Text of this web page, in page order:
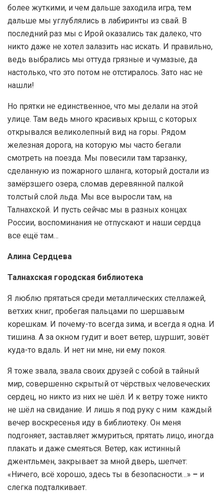
более жуткими, и чем дальше заходила игра, тем
дальше мы углублялись в лабиринты из свай. В
последний раз мы с Ирой оказались так далеко, что
никто даже не хотел залазить нас искать. И правильно,
ведь выбрались мы оттуда грязные и чумазые, да
настолько, что это потом не отстиралось. Зато нас не
нашли!
Но прятки не единственное, что мы делали на этой
улице. Там ведь много красивых крыш, с которых
открывался великолепный вид на горы. Рядом
железная дорога, на которую мы часто бегали
смотреть на поезда. Мы повесили там тарзанку,
сделанную из пожарного шланга, который достали из
замёрзшего озера, сломав деревянной палкой
толстый слой льда. Мы все выросли там, на
Талнахской. И пусть сейчас мы в разных концах
России, воспоминания не отпускают и наши сердца
все ещё там…
Алина Сердцева
Талнахская городская библиотека
Я люблю прятаться среди металлических стеллажей,
ветхих книг, пробегая пальцами по шершавым
корешкам. И почему-то всегда зима, и всегда я одна. И
тишина. А за окном гудит и воет ветер, шуршит, зовёт
куда-то вдаль. И нет ни мне, ни ему покоя.
Я тоже звала, звала своих друзей с собой в тайный
мир, совершенно скрытый от чёрствых человеческих
сердец, но никто из них не шёл. И к ветру тоже никто
не шёл на свидание. И лишь я под руку с ним каждый
вечер воскресенья иду в библиотеку. Он меня
подгоняет, заставляет жмуриться, прятать лицо, иногда
плакать и даже смеяться. Ветер, как истинный
джентльмен, закрывает за мной дверь, шепчет:
«Ничего, всё хорошо, здесь ты в безопасности…» – и
слегка подталкивает.